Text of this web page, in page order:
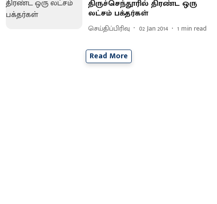
திருச்செந்தூரில் திரண்ட ஒரு
லட்சம் பக்தர்கள்
செய்திப்பிரிவு 02 Jan 2014 1 min read
Read More